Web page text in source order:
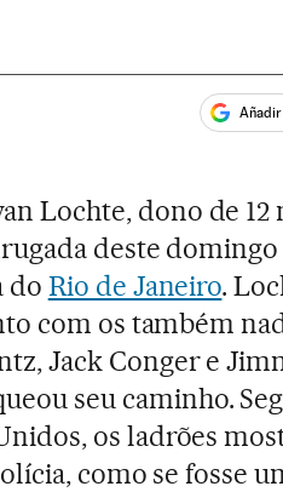
Añadir
Lochte, dono de 12
deste domingo
do Rio de Janeiro.
com os também
Jack Conger e
seu caminho.
os ladrões
como se fosse